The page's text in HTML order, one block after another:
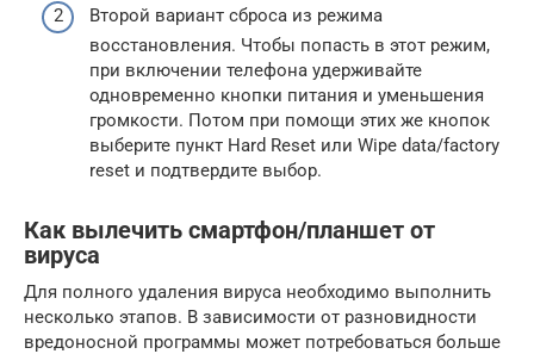
Второй вариант сброса из режима
восстановления. Чтобы попасть в этот режим,
при включении телефона удерживайте
одновременно кнопки питания и уменьшения
громкости. Потом при помощи этих же кнопок
выберите пункт Hard Reset или Wipe data/factory
reset и подтвердите выбор.
Как вылечить смартфон/планшет от
вируса
Для полного удаления вируса необходимо выполнить
несколько этапов. В зависимости от разновидности
вредоносной программы может потребоваться больше